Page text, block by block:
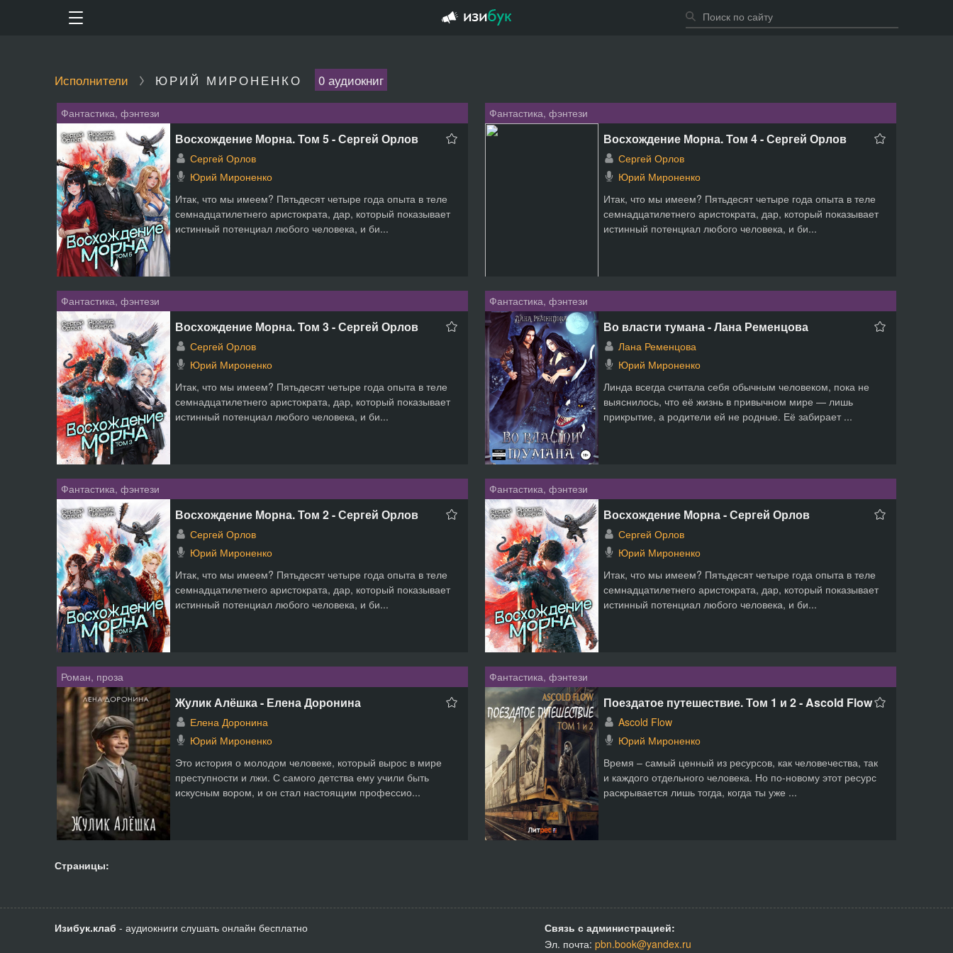
Исполнители ЮРИЙ МИРОНЕНКО 0 аудиокниг
Фантастика, фэнтези
Восхождение Морна. Том 5 - Сергей Орлов
Сергей Орлов
Юрий Мироненко
Итак, что мы имеем? Пятьдесят четыре года опыта в теле
семнадцатилетнего аристократа, дар, который показывает
истинный потенциал любого человека, и би...
Фантастика, фэнтези
Восхождение Морна. Том 4 - Сергей Орлов
Сергей Орлов
Юрий Мироненко
Итак, что мы имеем? Пятьдесят четыре года опыта в теле
семнадцатилетнего аристократа, дар, который показывает
истинный потенциал любого человека, и би...
Фантастика, фэнтези
Восхождение Морна. Том 3 - Сергей Орлов
Сергей Орлов
Юрий Мироненко
Итак, что мы имеем? Пятьдесят четыре года опыта в теле
семнадцатилетнего аристократа, дар, который показывает
истинный потенциал любого человека, и би...
Фантастика, фэнтези
Во власти тумана - Лана Ременцова
Лана Ременцова
Юрий Мироненко
Линда всегда считала себя обычным человеком, пока не
выяснилось, что её жизнь в привычном мире — лишь
прикрытие, а родители ей не родные. Её забирает ...
Фантастика, фэнтези
Восхождение Морна. Том 2 - Сергей Орлов
Сергей Орлов
Юрий Мироненко
Итак, что мы имеем? Пятьдесят четыре года опыта в теле
семнадцатилетнего аристократа, дар, который показывает
истинный потенциал любого человека, и би...
Фантастика, фэнтези
Восхождение Морна - Сергей Орлов
Сергей Орлов
Юрий Мироненко
Итак, что мы имеем? Пятьдесят четыре года опыта в теле
семнадцатилетнего аристократа, дар, который показывает
истинный потенциал любого человека, и би...
Роман, проза
Жулик Алёшка - Елена Доронина
Елена Доронина
Юрий Мироненко
Это история о молодом человеке, который вырос в мире
преступности и лжи. С самого детства ему учили быть
искусным вором, и он стал настоящим профессио...
Фантастика, фэнтези
Поездатое путешествие. Том 1 и 2 - Ascold Flow
Ascold Flow
Юрий Мироненко
Время – самый ценный из ресурсов, как человечества, так
и каждого отдельного человека. Но по-новому этот ресурс
раскрывается лишь тогда, когда ты уже ...
Страницы:
Изибук.клаб - аудиокниги слушать онлайн бесплатно
Связь с администрацией:
Эл. почта: pbn.book@yandex.ru